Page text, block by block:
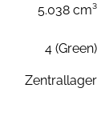
5.038 cm³
4 (Green)
Zentrallager